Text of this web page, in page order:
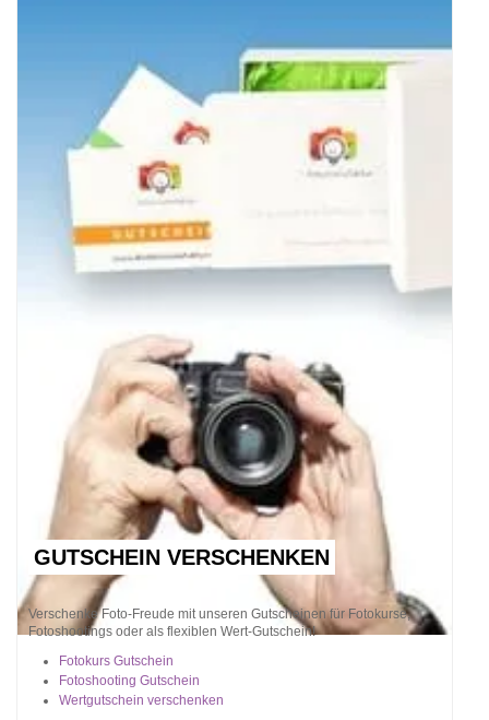
GUTSCHEIN VERSCHENKEN
Verschenke Foto-Freude mit unseren Gutscheinen für Fotokurse,
Fotoshootings oder als flexiblen Wert-Gutschein!
Fotokurs Gutschein
Fotoshooting Gutschein
Wertgutschein verschenken